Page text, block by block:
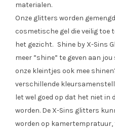
materialen.
Onze glitters worden
cosmetische gel die veilig toe
het gezicht. Shine by X-Sins
meer ”shine” te geven aan
onze kleintjes ook mee
verschillende
let wel goed op dat het niet in
worden. De X-Sins glitters
worden op